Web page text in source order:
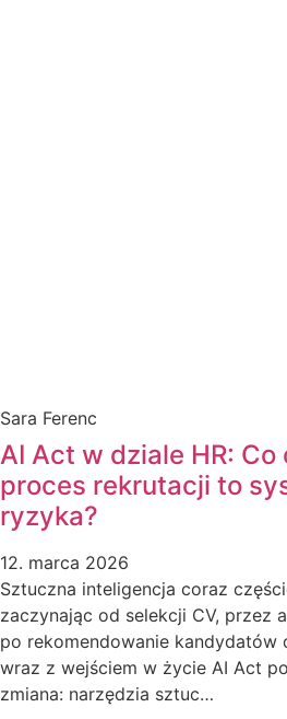
Sara Ferenc
AI Act w dziale HR: Co
proces rekrutacji to
ryzyka?
12. marca 2026
Sztuczna inteligencja coraz
zaczynając od selekcji CV, przez
po rekomendowanie kandydatów
wraz z wejściem w życie AI Act
zmiana: narzędzia sztuc…